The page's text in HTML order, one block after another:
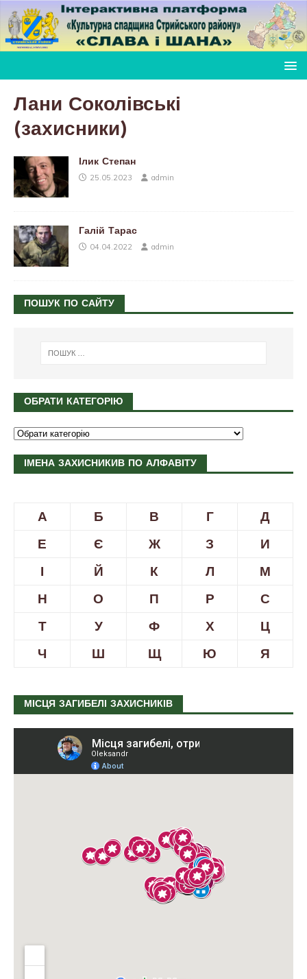
Лани Соколівські
(захисники)
Ілик Степан
25.05.2023 admin
Галій Тарас
04.04.2022 admin
ПОШУК ПО САЙТУ
ОБРАТИ КАТЕГОРІЮ
ІМЕНА ЗАХИСНИКИВ ПО АЛФАВІТУ
А Б В Г
Д
Е
Є Ж З
И
І
Й К Л
М
Н
О П Р
С
Т
У Ф Х
Ц
Ч
Ш Щ Ю Я
МІСЦЯ ЗАГИБЕЛІ ЗАХИСНИКІВ